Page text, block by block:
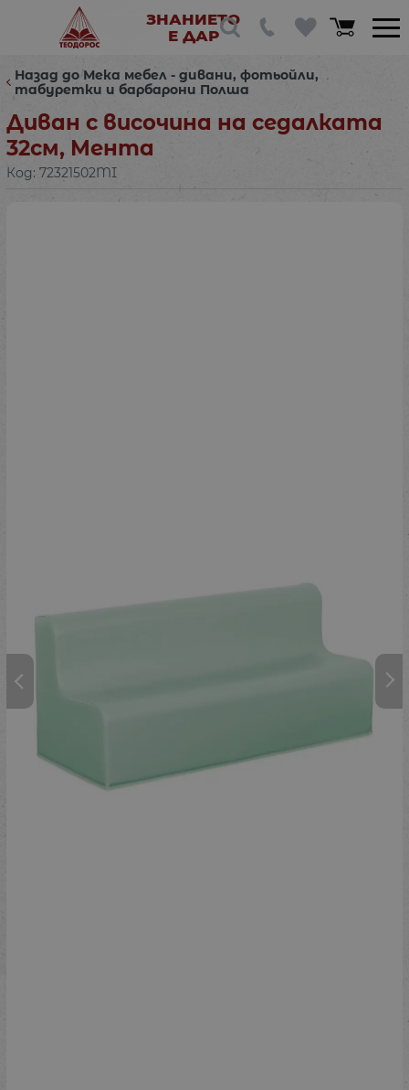
ЗНАНИЕТО
Е ДАР
Назад до Мека мебел - дивани, фотьойли,
табуретки и барбарони Полша
Диван с височина на седалката
32см, Мента
Код: 72321502MI